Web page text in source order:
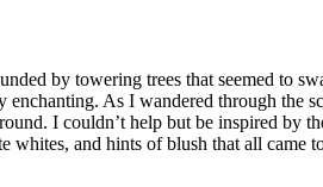
by towering trees that seemed to
enchanting. As I wandered through the
I couldn’t help but be inspired by
whites, and hints of blush that all came